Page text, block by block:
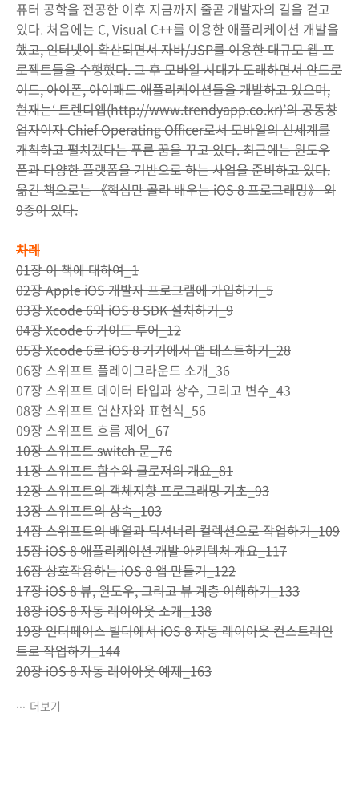
퓨터 공학을 전공한 이후 지금까지 줄곧 개발자의 길을 걷고
있다. 처음에는 C, Visual C++를 이용한 애플리케이션 개발을
했고, 인터넷이 확산되면서 자바/JSP를 이용한 대규모 웹 프
로젝트들을 수행했다. 그 후 모바일 시대가 도래하면서 안드로
이드, 아이폰, 아이패드 애플리케이션들을 개발하고 있으며,
현재는‘ 트렌디앱(http://www.trendyapp.co.kr)’의 공동창
업자이자 Chief Operating Officer로서 모바일의 신세계를
개척하고 펼치겠다는 푸른 꿈을 꾸고 있다. 최근에는 윈도우
폰과 다양한 플랫폼을 기반으로 하는 사업을 준비하고 있다.
옮긴 책으로는 《핵심만 골라 배우는 iOS 8 프로그래밍》 외
9종이 있다.
차례
01장 이 책에 대하여_1
02장 Apple iOS 개발자 프로그램에 가입하기_5
03장 Xcode 6와 iOS 8 SDK 설치하기_9
04장 Xcode 6 가이드 투어_12
05장 Xcode 6로 iOS 8 기기에서 앱 테스트하기_28
06장 스위프트 플레이그라운드 소개_36
07장 스위프트 데이터 타입과 상수, 그리고 변수_43
08장 스위프트 연산자와 표현식_56
09장 스위프트 흐름 제어_67
10장 스위프트 switch 문_76
11장 스위프트 함수와 클로저의 개요_81
12장 스위프트의 객체지향 프로그래밍 기초_93
13장 스위프트의 상속_103
14장 스위프트의 배열과 딕셔너리 컬렉션으로 작업하기_109
15장 iOS 8 애플리케이션 개발 아키텍처 개요_117
16장 상호작용하는 iOS 8 앱 만들기_122
17장 iOS 8 뷰, 윈도우, 그리고 뷰 계층 이해하기_133
18장 iOS 8 자동 레이아웃 소개_138
19장 인터페이스 빌더에서 iOS 8 자동 레이아웃 컨스트레인
트로 작업하기_144
20장 iOS 8 자동 레이아웃 예제_163
더보기